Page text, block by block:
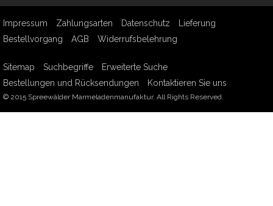
Impressum Zahlungsarten Datenschutz
Lieferung
Bestellvorgang
AGB Widerrufsbelehrung
Sitemap Suchbegriffe
Erweiterte Suche
Bestellungen und Rücksendungen
Kontaktieren Sie uns
© 2015 Spreewälder Marmeladenmanufaktur. All Rights Reserved.